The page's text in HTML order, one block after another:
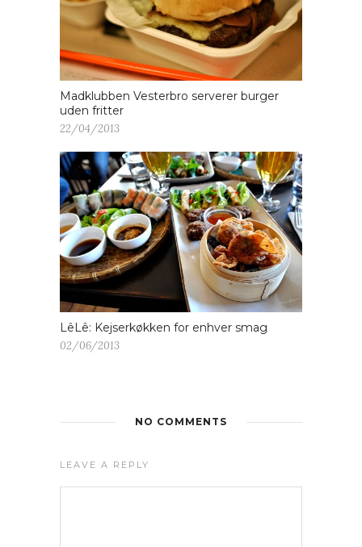
Madklubben Vesterbro serverer burger
uden fritter
22/04/2013
LêLê: Kejserkøkken for enhver smag
02/06/2013
NO COMMENTS
LEAVE A REPLY